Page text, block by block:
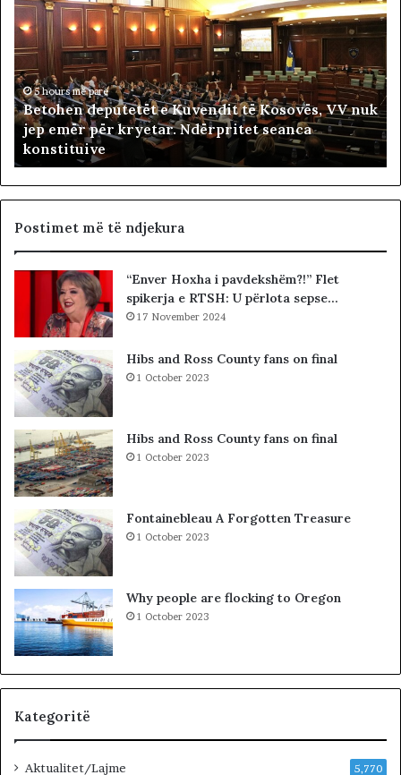
t
h
e
n
d
u
t
e
t
v
n
i
t
t
ë
K
s
o
v
ë
s
,
V
V
n
u
k
p
5 hours më parë
Betohen deputetët e Kuvendit të Kosovës, VV nuk
jep emër për kryetar. Ndërpritet seanca
konstituive
h
t
Postimet më të ndjekura
“Enver Hoxha i pavdekshëm?!” Flet
spikerja e RTSH: U përlota sepse…
17 November 2024
Hibs and Ross County fans on final
1 October 2023
Hibs and Ross County fans on final
1 October 2023
Fontainebleau A Forgotten Treasure
1 October 2023
Why people are flocking to Oregon
1 October 2023
Kategoritë
Aktualitet/Lajme 5,770